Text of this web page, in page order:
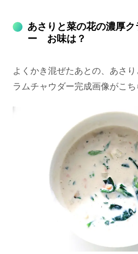
あさりと菜の花の濃厚
ー お味は？
よくかき混ぜたあとの、あさ
ラムチャウダー完成画像がこち